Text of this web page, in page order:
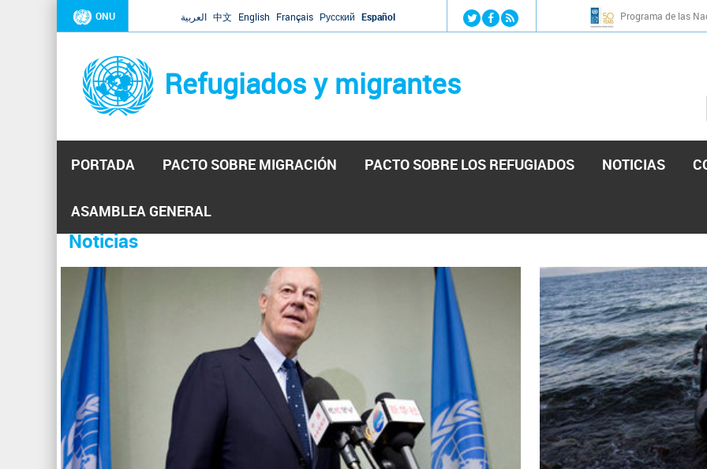
Jump to navigation
ONU العربية 中文 English Français Русский Español Programa de las
Refugiados y migrantes
PORTADA PACTO SOBRE MIGRACIÓN PACTO SOBRE LOS REFUGIADOS NOTICIAS
ASAMBLEA GENERAL
Se
encuentra
usted
aquí
Noticias
31 Ene 2019 -
El Secretario General ha respondido a la carta enviada por el presidente de la Asamblea Nacional de Venezuela solicitando a
ha reiterado que la ONU está lista para hacerlo, pero necesita el consentimiento y la colaboración del Gobierno.